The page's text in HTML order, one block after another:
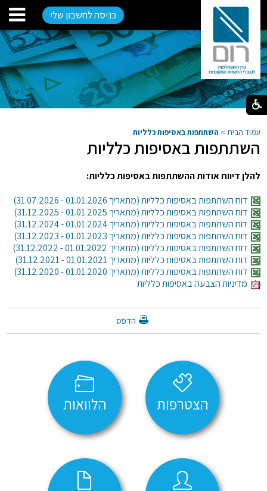
כניסה לחשבון שלי
עמוד הבית > השתתפות באסיפות כלליות
השתתפות באסיפות כלליות
להלן דיווח אודות ההשתתפות באסיפות כלליות:
דוח השתתפות באסיפות כלליות (מתאריך 01.01.2026 - 31.07.2026)
דוח השתתפות באסיפות כלליות (מתאריך 01.01.2025 - 31.12.2025)
דוח השתתפות באסיפות כלליות (מתאריך 01.01.2024 - 31.12.2024)
דוח השתתפות באסיפות כלליות (מתאריך 01.01.2023 - 31.12.2023)
דוח השתתפות באסיפות כלליות (מתאריך 01.01.2022 - 31.12.2022)
דוח השתתפות באסיפות כלליות (מתאריך 01.01.2021 - 31.12.2021)
דוח השתתפות באסיפות כלליות (מתאריך 01.01.2020 - 31.12.2020)
מדיניות הצבעה באסיפות כלליות
הדפס
הצטרפות הלוואות